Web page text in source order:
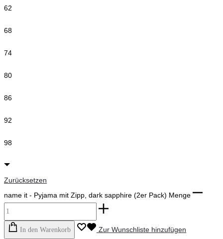
62
68
74
80
86
92
98
Zurücksetzen
name it - Pyjama mit Zipp, dark sapphire (2er Pack) Menge
In den Warenkorb Zur Wunschliste hinzufügen